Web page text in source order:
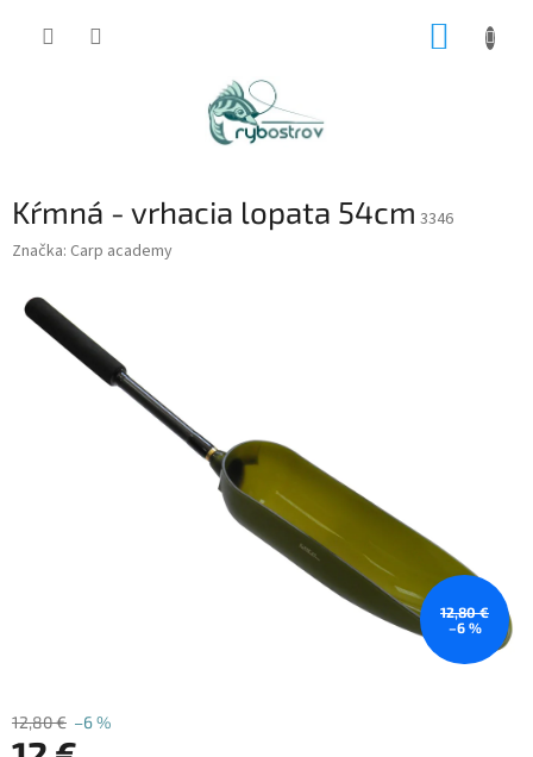
Kŕmná - vrhacia lopata 54cm 3346
Značka: Carp academy
12,80 €
–6 %
12,80 € –6 %